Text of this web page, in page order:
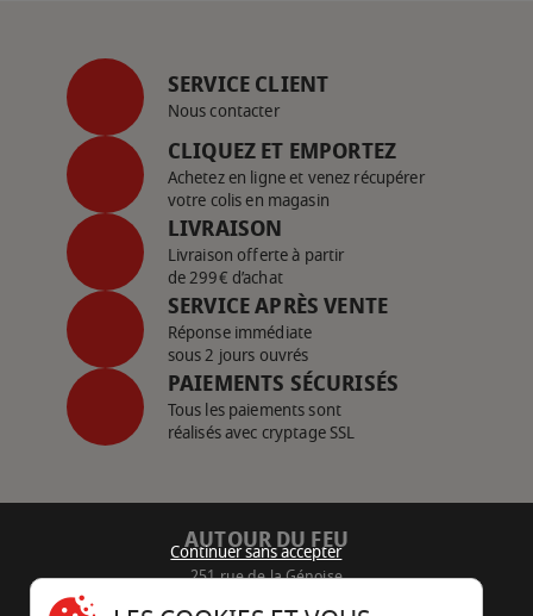
SERVICE CLIENT
Nous contacter
CLIQUEZ ET EMPORTEZ
Achetez en ligne et venez récupérer
votre colis en magasin
LIVRAISON
Livraison offerte à partir
de 299€ d’achat
SERVICE APRÈS VENTE
Réponse immédiate
sous 2 jours ouvrés
PAIEMENTS SÉCURISÉS
Tous les paiements sont
réalisés avec cryptage SSL
AUTOUR DU FEU
251 rue de la Génoise
Continuer sans accepter